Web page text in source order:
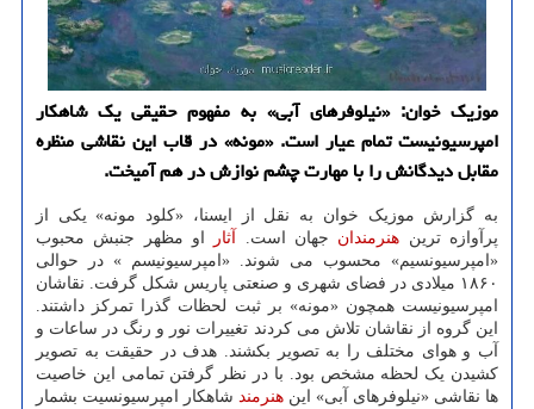
موزیک خوان: «نیلوفرهای آبی» به مفهوم حقیقی یک شاهکار
امپرسیونیست تمام عیار است. «مونه» در قاب این نقاشی منظره
مقابل دیدگانش را با مهارت چشم نوازش در هم آمیخت.
به گزارش موزیک خوان به نقل از ایسنا، «کلود مونه» یکی از
پرآوازه ترین هنرمندان جهان است. آثار
او مظهر جنبش محبوب
«امپرسیونسیم» محسوب می شوند. «امپرسیونیسم » در حوالی
۱۸۶۰ میلادی در فضای شهری و صنعتی پاریس شکل گرفت. نقاشان
امپرسیونیست همچون «مونه» بر ثبت لحظات گذرا تمرکز داشتند.
این گروه از نقاشان تلاش می کردند تغییرات نور و رنگ در ساعات و
آب و هوای مختلف را به تصویر بکشند. هدف در حقیقت به تصویر
کشیدن یک لحظه مشخص بود. با در نظر گرفتن تمامی این خاصیت
ها نقاشی «نیلوفرهای آبی» این هنرمند شاهکار امپرسیونسیت بشمار